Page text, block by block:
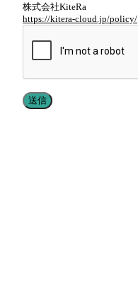
株式会社KiteRa
https://kitera-cloud.jp/policy/